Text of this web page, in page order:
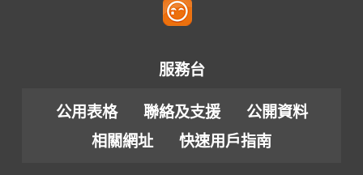
服務台
公用表格 聯絡及支援
公開資料
相關網址
快速用戶指南